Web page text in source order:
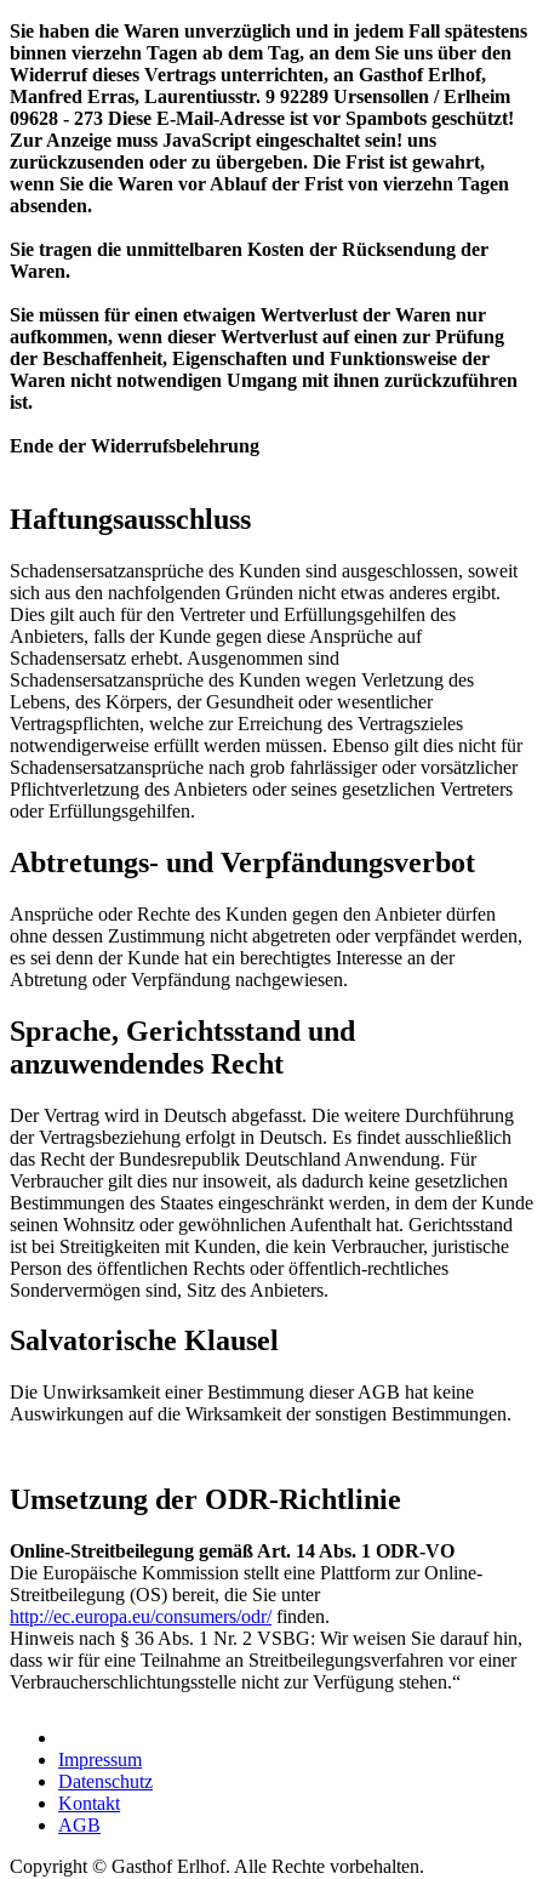
Sie haben die Waren unverzüglich und in jedem Fall spätestens
binnen vierzehn Tagen ab dem Tag, an dem Sie uns über den
Widerruf dieses Vertrags unterrichten, an Gasthof Erlhof,
Manfred Erras, Laurentiusstr. 9 92289 Ursensollen / Erlheim
09628 - 273 Diese E-Mail-Adresse ist vor Spambots geschützt!
Zur Anzeige muss JavaScript eingeschaltet sein! uns
zurückzusenden oder zu übergeben. Die Frist ist gewahrt,
wenn Sie die Waren vor Ablauf der Frist von vierzehn Tagen
absenden.
Sie tragen die unmittelbaren Kosten der Rücksendung der
Waren.
Sie müssen für einen etwaigen Wertverlust der Waren nur
aufkommen, wenn dieser Wertverlust auf einen zur Prüfung
der Beschaffenheit, Eigenschaften und Funktionsweise der
Waren nicht notwendigen Umgang mit ihnen zurückzuführen
ist.
Ende der Widerrufsbelehrung
Haftungsausschluss
Schadensersatzansprüche des Kunden sind ausgeschlossen, soweit
sich aus den nachfolgenden Gründen nicht etwas anderes ergibt.
Dies gilt auch für den Vertreter und Erfüllungsgehilfen des
Anbieters, falls der Kunde gegen diese Ansprüche auf
Schadensersatz erhebt. Ausgenommen sind
Schadensersatzansprüche des Kunden wegen Verletzung des
Lebens, des Körpers, der Gesundheit oder wesentlicher
Vertragspflichten, welche zur Erreichung des Vertragszieles
notwendigerweise erfüllt werden müssen. Ebenso gilt dies nicht für
Schadensersatzansprüche nach grob fahrlässiger oder vorsätzlicher
Pflichtverletzung des Anbieters oder seines gesetzlichen Vertreters
oder Erfüllungsgehilfen.
Abtretungs- und Verpfändungsverbot
Ansprüche oder Rechte des Kunden gegen den Anbieter dürfen
ohne dessen Zustimmung nicht abgetreten oder verpfändet werden,
es sei denn der Kunde hat ein berechtigtes Interesse an der
Abtretung oder Verpfändung nachgewiesen.
Sprache, Gerichtsstand und
anzuwendendes Recht
Der Vertrag wird in Deutsch abgefasst. Die weitere Durchführung
der Vertragsbeziehung erfolgt in Deutsch. Es findet ausschließlich
das Recht der Bundesrepublik Deutschland Anwendung. Für
Verbraucher gilt dies nur insoweit, als dadurch keine gesetzlichen
Bestimmungen des Staates eingeschränkt werden, in dem der Kunde
seinen Wohnsitz oder gewöhnlichen Aufenthalt hat. Gerichtsstand
ist bei Streitigkeiten mit Kunden, die kein Verbraucher, juristische
Person des öffentlichen Rechts oder öffentlich-rechtliches
Sondervermögen sind, Sitz des Anbieters.
Salvatorische Klausel
Die Unwirksamkeit einer Bestimmung dieser AGB hat keine
Auswirkungen auf die Wirksamkeit der sonstigen Bestimmungen.
Umsetzung der ODR-Richtlinie
Online-Streitbeilegung gemäß Art. 14 Abs. 1 ODR-VO
Die Europäische Kommission stellt eine Plattform zur Online-
Streitbeilegung (OS) bereit, die Sie unter
http://ec.europa.eu/consumers/odr/finden.
Hinweis nach § 36 Abs. 1 Nr. 2 VSBG: Wir weisen Sie darauf hin,
dass wir für eine Teilnahme an Streitbeilegungsverfahren vor einer
Verbraucherschlichtungsstelle nicht zur Verfügung stehen.“
Impressum
Datenschutz
Kontakt
AGB
Copyright © Gasthof Erlhof. Alle Rechte vorbehalten.